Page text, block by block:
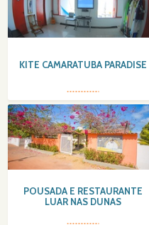
KITE CAMARATUBA PARADISE
POUSADA E RESTAURANTE
LUAR NAS DUNAS